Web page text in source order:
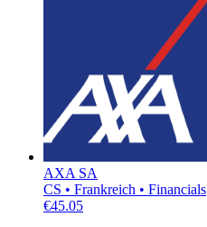
AXA SA
CS • Frankreich • Financials
€45.05